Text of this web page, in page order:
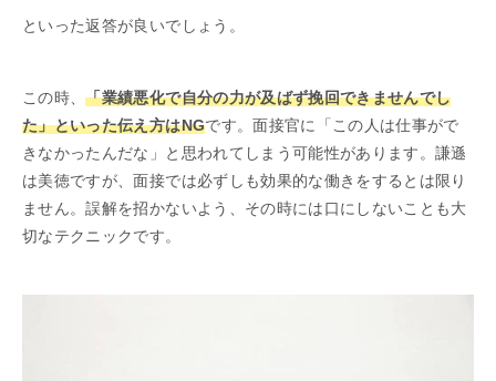
といった返答が良いでしょう。
この時、「業績悪化で自分の力が及ばず挽回できませんでし
た」といった伝え方はNGです。面接官に「この人は仕事がで
きなかったんだな」と思われてしまう可能性があります。謙遜
は美徳ですが、面接では必ずしも効果的な働きをするとは限り
ません。誤解を招かないよう、その時には口にしないことも大
切なテクニックです。